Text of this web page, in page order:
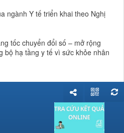
ngành Y tế triển khai theo Nghị
tốc chuyển đổi số – mở rộng
bộ hạ tầng y tế vì sức khỏe nhân
TẢNG KHÁM BỆNH TỪ XA